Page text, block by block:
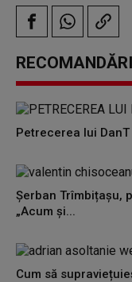
Petrecerea lui
Șerban Trîmbițașu,
„Acum și...
Cum să